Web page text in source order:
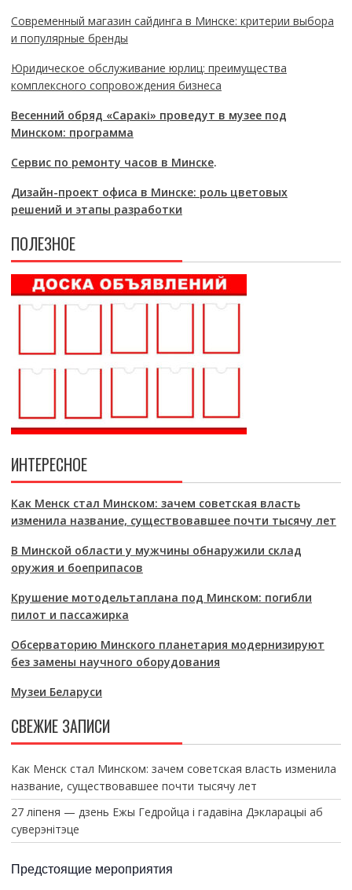
Современный магазин сайдинга в Минске: критерии выбора
и популярные бренды
Юридическое обслуживание юрлиц: преимущества
комплексного сопровождения бизнеса
Весенний обряд «Саракі» проведут в музее под
Минском: программа
Сервис по ремонту часов в Минске.
Дизайн-проект офиса в Минске: роль цветовых
решений и этапы разработки
ПОЛЕЗНОЕ
ИНТЕРЕСНОЕ
Как Менск стал Минском: зачем советская власть
изменила название, существовавшее почти тысячу лет
В Минской области у мужчины обнаружили склад
оружия и боеприпасов
Крушение мотодельтаплана под Минском: погибли
пилот и пассажирка
Обсерваторию Минского планетария модернизируют
без замены научного оборудования
Музеи Беларуси
СВЕЖИЕ ЗАПИСИ
Как Менск стал Минском: зачем советская власть изменила
название, существовавшее почти тысячу лет
27 ліпеня — дзень Ежы Гедройца і гадавіна Дэкларацыі аб
суверэнітэце
Предстоящие мероприятия